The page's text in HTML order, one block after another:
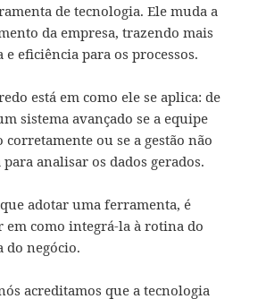
de tecnologia. Ele muda a
da empresa, trazendo mais
eficiência para os processos.
está em como ele se aplica: de
sistema avançado se a equipe
ou se a gestão não
analisar os dados gerados.
adotar uma ferramenta, é
em como integrá-la à rotina do
do negócio.
acreditamos que a tecnologia